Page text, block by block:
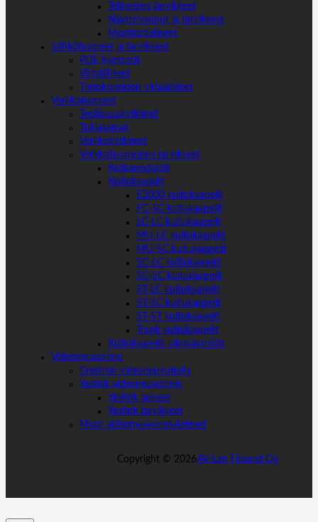
Telineiden tarvikkeet
Näyttövaunut ja tarvikkeet
Monitoritelineet
Sähkötuotteet ja tarvikkeet
POE injektorit
Virtalähteet
Tietokoneiden virtalähteet
Verkkotuotteet
Teollisuuskytkimet
Tukiasemat
Verkkokytkimet
Verkkotuotteiden tarvikkeet
Kuitumoduulit
Kuitukaapelit
E2000 kuitukaapelit
FC-SC kuitukaapelit
LC-LC kuitukaapelit
MU-LC kuitukaapelit
MU-SC kuitukaapelit
SC-LC kuitukaapelit
SC-SC kuitukaapelit
ST-LC kuitukaapelit
ST-SC kuitukaapelit
ST-ST kuitukaapelit
Trunk kuitukaapelit
Kuitukaapelit ulkokäyttöön
Videoneuvottelu
Crestron videoneuvottelu
Yealink videoneuvottelu
Yealink laitteet
Yealink tarvikkeet
Muut videoneuvottelulaitteet
Copyright © 2026AV-Lan Finland Oy